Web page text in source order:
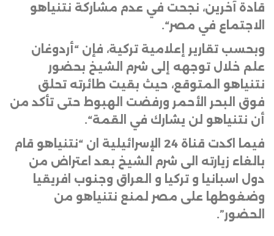
قادة آخرين، نجحت في عدم مشاركة نتنياهو
الاجتماع في مصر“.
وبحسب تقارير إعلامية تركية، فإن “أردوغان
علم خلال توجهه إلى شرم الشيخ بحضور
نتنياهو المتوقع، حيث بقيت طائرته تحلق
فوق البحر الأحمر ورفضت الهبوط حتى تأكد من
أن نتنياهو لن يشارك في القمة“.
فيما اكدت قناة 24 الإسرائيلية ان “نتنياهو قام
بالغاء زيارته الى شرم الشيخ بعد اعتراض من
دول اسبانيا و تركيا و العراق وجنوب افريقيا
وضغوطها على مصر لمنع نتنياهو من
الحضور”.